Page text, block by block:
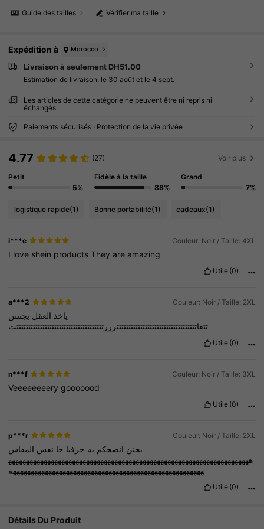
Vérifier ma taille
Guide des tailles
Expédition à Morocco
Livraison à seulement DH51.00
Estimation de livraison: le 30 août et le 4 sept.
Les articles de cette catégorie ne peuvent être ni repris ni
échangés.
Paiements sécurisés · Protection de la vie privée
4.77 (27) Voir plus
Petit
5%
Fidèle à la taille
88%
Grand
7%
logistique rapide(1) Bonne portabilité(1) cadeaux(1)
i***e Couleur: Noir / Taille: 4XL
I love shein productsThey are amazing
Utile (0)
a***2 Couleur: Noir / Taille: 2XL
ياخذ العقل يجنننن
تتغاتتتتتتتتتتتتتتتتتتتتتتتتتتتتتتتتتترررتتتتتتتتتتتتتتتتتتتتتتتتتتتتتتتتتتتتتت
Utile (0)
n***f Couleur: Noir / Taille: 3XL
Veeeeeeeerygooooood
Utile (0)
p***r Couleur: Noir / Taille: 2XL
يجنن انصحكم به حرفيا جا نفس المقاس
ههههههههههههههههههههههههههههههههههههههههههههههههههههههههههههههههههههه
ههههههههههههههههههههههههههههههههههههههههههههههههههههههه
Utile (0)
Détails Du Produit